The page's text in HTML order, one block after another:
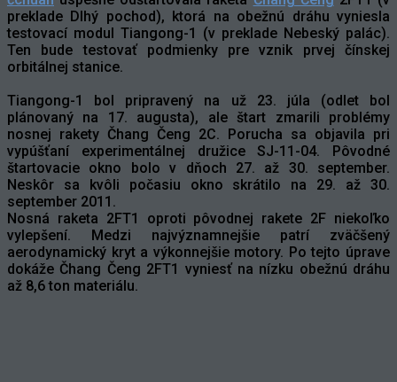
preklade Dlhý pochod), ktorá na obežnú dráhu vyniesla
testovací modul Tiangong-1 (v preklade Nebeský palác).
Ten bude testovať podmienky pre vznik prvej čínskej
orbitálnej stanice.
Tiangong-1 bol pripravený na už 23. júla (odlet bol
plánovaný na 17. augusta), ale štart zmarili problémy
nosnej rakety Čhang Čeng 2C. Porucha sa objavila pri
vypúšťaní experimentálnej družice SJ-11-04. Pôvodné
štartovacie okno bolo v dňoch 27. až 30. september.
Neskôr sa kvôli počasiu okno skrátilo na 29. až 30.
september 2011.
Nosná raketa 2FT1 oproti pôvodnej rakete 2F niekoľko
vylepšení. Medzi najvýznamnejšie patrí zväčšený
aerodynamický kryt a výkonnejšie motory. Po tejto úprave
dokáže Čhang Čeng 2FT1 vyniesť na nízku obežnú dráhu
až 8,6 ton materiálu.